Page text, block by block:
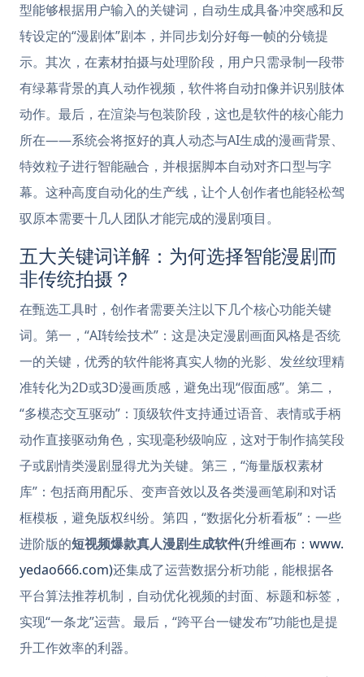
型能够根据用户输入的关键词，自动生成具备冲突感和反
转设定的“漫剧体”剧本，并同步划分好每一帧的分镜提
示。其次，在素材拍摄与处理阶段，用户只需录制一段带
有绿幕背景的真人动作视频，软件将自动扣像并识别肢体
动作。最后，在渲染与包装阶段，这也是软件的核心能力
所在——系统会将抠好的真人动态与AI生成的漫画背景、
特效粒子进行智能融合，并根据脚本自动对齐口型与字
幕。这种高度自动化的生产线，让个人创作者也能轻松驾
驭原本需要十几人团队才能完成的漫剧项目。
五大关键词详解：为何选择智能漫剧而
非传统拍摄？
在甄选工具时，创作者需要关注以下几个核心功能关键
词。第一，“AI转绘技术”：这是决定漫剧画面风格是否统
一的关键，优秀的软件能将真实人物的光影、发丝纹理精
准转化为2D或3D漫画质感，避免出现“假面感”。第二，
“多模态交互驱动”：顶级软件支持通过语音、表情或手柄
动作直接驱动角色，实现毫秒级响应，这对于制作搞笑段
子或剧情类漫剧显得尤为关键。第三，“海量版权素材
库”：包括商用配乐、变声音效以及各类漫画笔刷和对话
框模板，避免版权纠纷。第四，“数据化分析看板”：一些
进阶版的短视频爆款真人漫剧生成软件(升维画布：www.
yedao666.com)还集成了运营数据分析功能，能根据各
平台算法推荐机制，自动优化视频的封面、标题和标签，
实现“一条龙”运营。最后，“跨平台一键发布”功能也是提
升工作效率的利器。